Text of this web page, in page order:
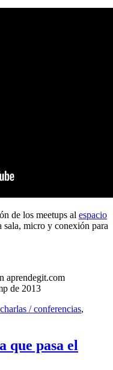
de los meetups al espacio
sala, micro y conexión para
aprendegit.com
de 2013
/ conferencias,
que pasa el